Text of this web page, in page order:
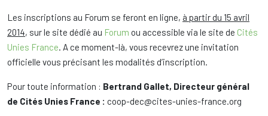
Les inscriptions au Forum se feront en ligne, à partir du 15 avril
2014, sur le site dédié au Forum ou accessible via le site de Cités
Unies France. A ce moment-là, vous recevrez une invitation
officielle vous précisant les modalités d’inscription.
Pour toute information : Bertrand Gallet, Directeur général
de Cités Unies France : coop-dec@cites-unies-france.org